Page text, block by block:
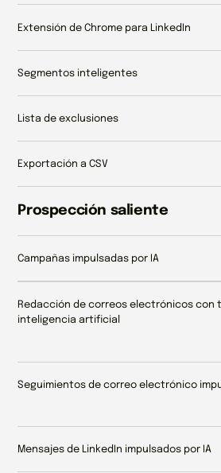
Extensión de Chrome para LinkedIn
Segmentos inteligentes
Lista de exclusiones
Exportación a CSV
Prospección saliente
Campañas impulsadas por IA
Redacción de correos electrónicos con
inteligencia artificial
Seguimientos de correo electrónico
Mensajes de LinkedIn impulsados por IA